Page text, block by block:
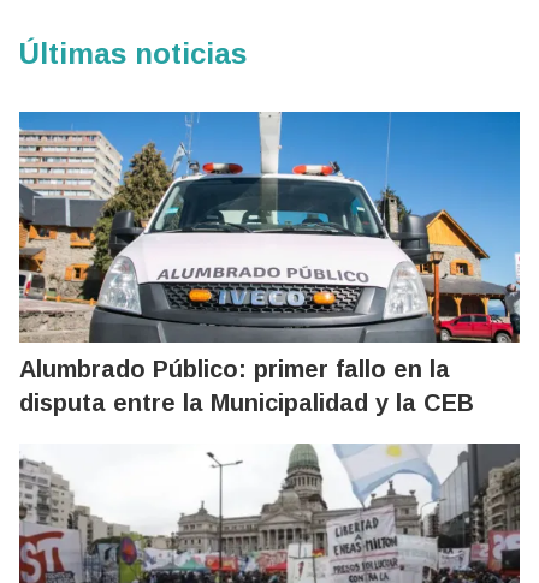
Últimas noticias
Alumbrado Público: primer fallo en la
disputa entre la Municipalidad y la CEB